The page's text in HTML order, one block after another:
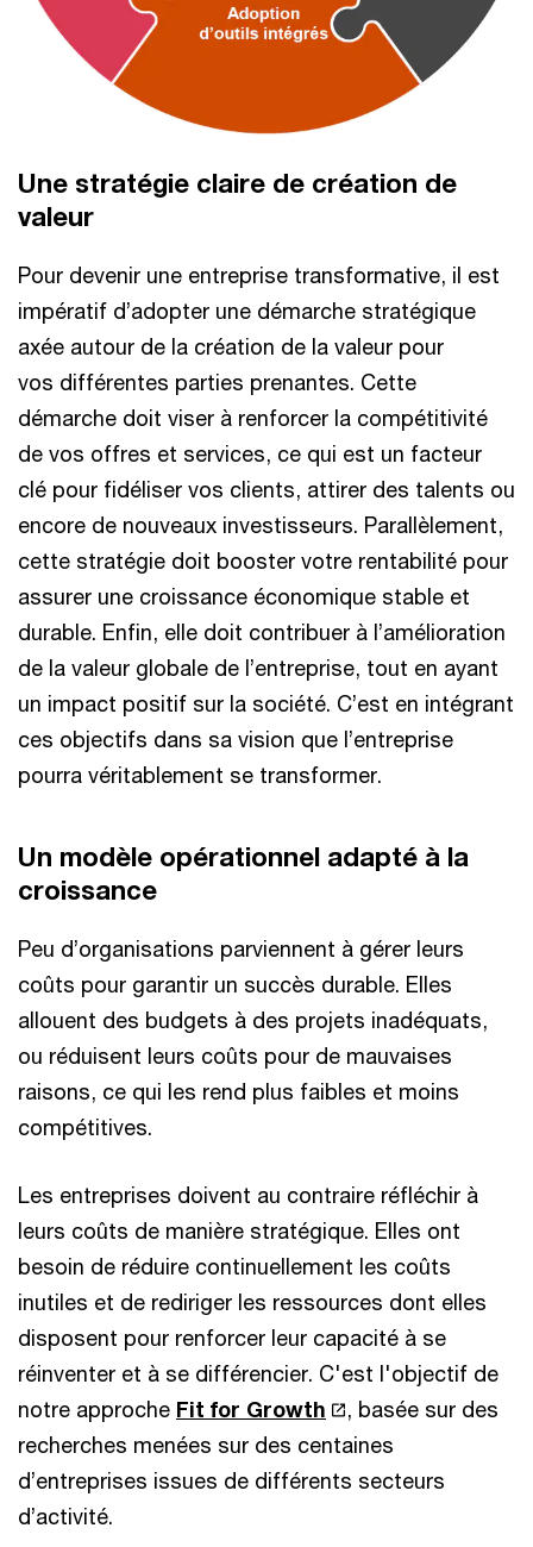
Une stratégie claire de création de
valeur​
Pour devenir une entreprise transformative, il est
impératif d’adopter une démarche stratégique
axée autour de la création de la valeur pour
vos différentes parties prenantes. Cette
démarche doit viser à renforcer la compétitivité
de vos offres et services, ce qui est un facteur
clé pour fidéliser vos clients, attirer des talents ou
encore de nouveaux investisseurs. Parallèlement,
cette stratégie doit booster votre rentabilité pour
assurer une croissance économique stable et
durable. Enfin, elle doit contribuer à l’amélioration
de la valeur globale de l’entreprise, tout en ayant
un impact positif sur la société. C’est en intégrant
ces objectifs dans sa vision que l’entreprise
pourra véritablement se transformer. ​
Un modèle opérationnel adapté à la
croissance​
Peu d’organisations parviennent à gérer leurs
coûts pour garantir un succès durable. Elles
allouent des budgets à des projets inadéquats,
ou réduisent leurs coûts pour de mauvaises
raisons, ce qui les rend plus faibles et moins
compétitives.
Les entreprises doivent au contraire réfléchir à
leurs coûts de manière stratégique. Elles ont
besoin de réduire continuellement les coûts
inutiles et de rediriger les ressources dont elles
disposent pour renforcer leur capacité à se
réinventer et à se différencier. C'est l'objectif de
notre approche Fit for Growth
, basée sur des
recherches menées sur des centaines
d’entreprises issues de différents secteurs
d’activité.​